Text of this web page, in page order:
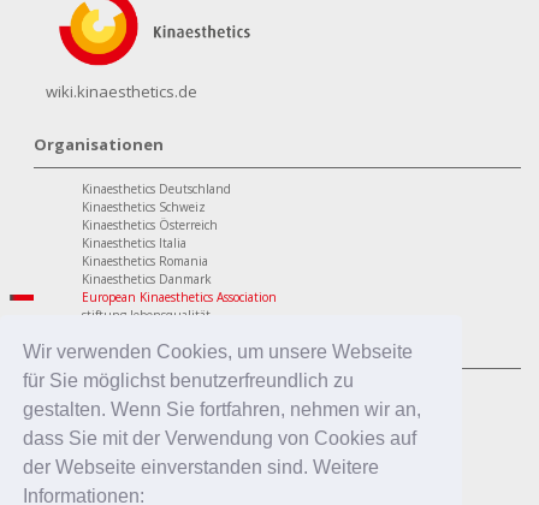
Wir verwenden Cookies, um unsere Webseite
für Sie möglichst benutzerfreundlich zu
gestalten. Wenn Sie fortfahren, nehmen wir an,
dass Sie mit der Verwendung von Cookies auf
der Webseite einverstanden sind. Weitere
Informationen:
wiki.kinaesthetics.de
Organisationen
Kinaesthetics Deutschland
Kinaesthetics Schweiz
Kinaesthetics Österreich
Kinaesthetics Italia
Kinaesthetics Romania
Kinaesthetics Danmark
European Kinaesthetics Association
stiftung lebensqualität
Programme
personaler Bereich
Kinaesthetics Lebensqualität im Alter
Kinaesthetics Kreatives Lernen
professionaler Bereich
Kinaesthetics in der Pflege
Kinaesthetics Pflegende Angehörige